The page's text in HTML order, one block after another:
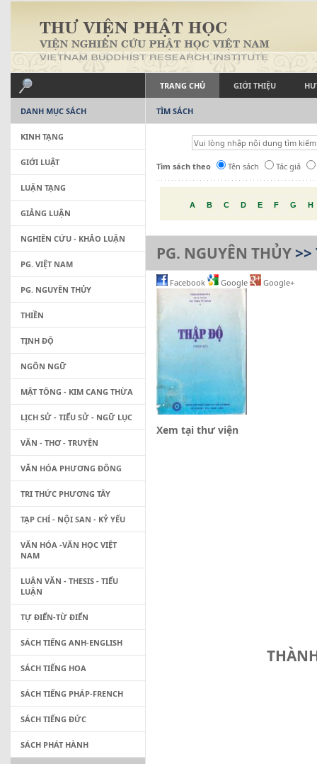
TRANG CHỦ GIỚI THIỆU
TÌM SÁCH
Tìm sách theo Tên sách Tác giả
A B C D E F G H
PG. NGUYÊN THỦY >>
Facebook Google Google+
Xem tại thư viện
DANH MỤC SÁCH
KINH TẠNG
GIỚI LUẬT
LUẬN TẠNG
GIẢNG LUẬN
NGHIÊN CỨU - KHẢO LUẬN
PG. VIỆT NAM
PG. NGUYÊN THỦY
THIỀN
TỊNH ĐỘ
NGÔN NGỮ
MẬT TÔNG - KIM CANG THỪA
LỊCH SỬ - TIỂU SỬ - NGỮ LỤC
VĂN - THƠ - TRUYỆN
VĂN HÓA PHƯƠNG ĐÔNG
TRI THỨC PHƯƠNG TÂY
TẠP CHÍ - NỘI SAN - KỶ YẾU
VĂN HÓA -VĂN HỌC VIỆT
NAM
LUẬN VĂN - THESIS - TIỂU
LUẬN
TỰ ĐIỂN-TỪ ĐIỂN
SÁCH TIẾNG ANH-ENGLISH
SÁCH TIẾNG HOA
SÁCH TIẾNG PHÁP-FRENCH
SÁCH TIẾNG ĐỨC
SÁCH PHÁT HÀNH